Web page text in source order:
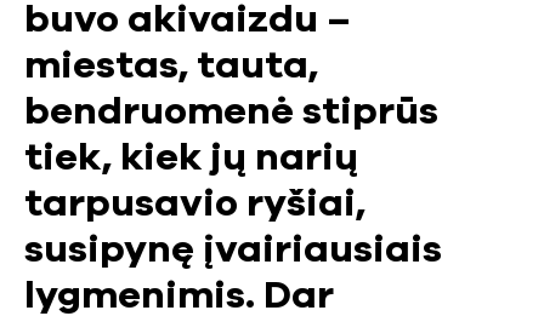
buvo akivaizdu –
miestas, tauta,
bendruomenė stiprūs
tiek, kiek jų narių
tarpusavio ryšiai,
susipynę įvairiausiais
lygmenimis. Dar